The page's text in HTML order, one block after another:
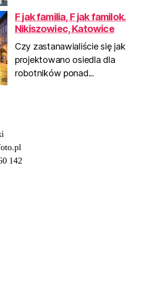
F jak familia, F jak familok.
Nikiszowiec, Katowice
Czy zastanawialiście się jak
projektowano osiedla dla
robotników ponad...
142